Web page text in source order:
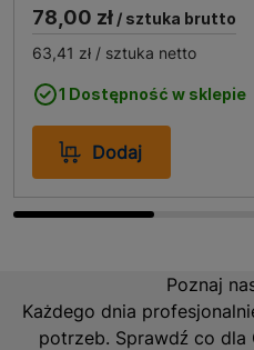
Płyta Front T 355x596x16
zastosowanie w aranżacji
jako front meblowy w
Dzięki swojej
płyta ta doskonale
wnętrzarskimi, od
Jest to idealne rozwiązanie
78,00 zł / sztuka brutto
63,41 zł / sztuka netto
1 Dostępność w sklepie
Dodaj
Poznaj
Każdego dnia
potrzeb. Sprawdź co